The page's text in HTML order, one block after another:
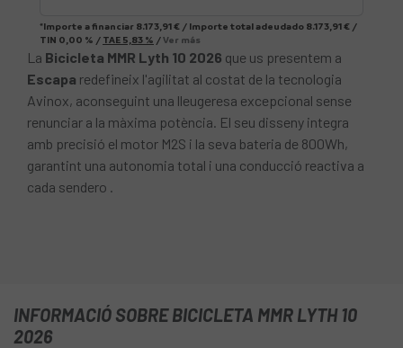
*Importe a financiar 8.173,91 € / Importe total adeudado 8.173,91 € /
TIN 0,00 % / TAE 5,83 % /Ver más
La Bicicleta MMR Lyth 10 2026 que us presentem a
Escapa redefineix l'agilitat al costat de la tecnologia
Avinox, aconseguint una lleugeresa excepcional sense
renunciar a la màxima potència. El seu disseny integra
amb precisió el motor M2S i la seva bateria de 800Wh,
garantint una autonomia total i una conducció reactiva a
cada sendero .
INFORMACIÓ SOBRE BICICLETA MMR LYTH 10
2026